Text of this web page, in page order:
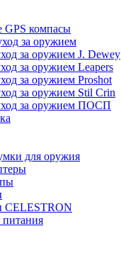
компасы
за оружием
за оружием J. Dewey
за оружием Leapers
за оружием Proshot
за оружием Stil Crin
за оружием ПОСП
для оружия
CELESTRON